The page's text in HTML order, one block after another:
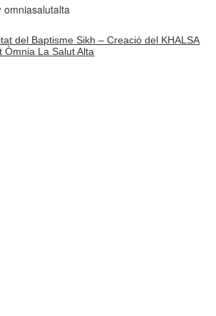
omniasalutalta
del Baptisme Sikh – Creació del KHALSA
Òmnia La Salut Alta